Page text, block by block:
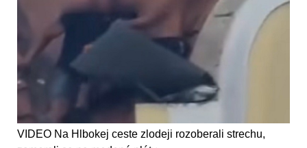
VIDEO Na Hlbokej ceste zlodeji rozoberali strechu,